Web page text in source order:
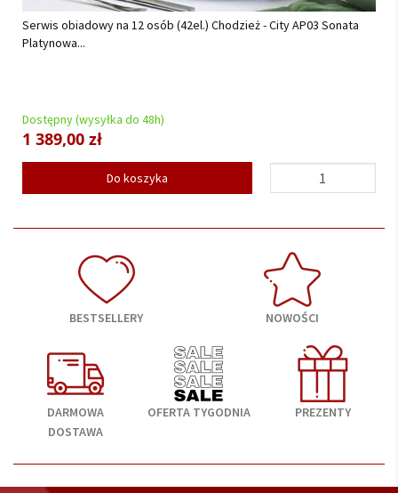
Serwis obiadowy na 12 osób (42el.) Chodzież - City AP03 Sonata
Platynowa...
Dostępny (wysyłka do 48h)
1 389,00 zł
Do koszyka
BESTSELLERY NOWOŚCI
DARMOWA
DOSTAWA
OFERTA TYGODNIA PREZENTY